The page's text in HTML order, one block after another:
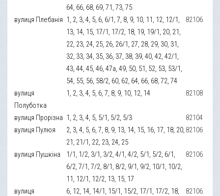
64, 66, 68, 69, 71, 73, 75
вулиця Плебанія 1, 2, 3, 4, 5, 6, 6/1, 7, 8, 9, 10, 11, 12, 12/1,
13, 14, 15, 17/1, 17/2, 18, 19, 19/1, 20, 21,
22, 23, 24, 25, 26, 26/1, 27, 28, 29, 30, 31,
32, 33, 34, 35, 36, 37, 38, 39, 40, 42, 42/1,
43, 44, 45, 46, 47а, 49, 50, 51, 52, 53, 53/1,
54, 55, 56, 58/2, 60, 62, 64, 66, 68, 72, 74
82106
вулиця
Полуботка
1, 2, 3, 4, 5, 6, 7, 8, 9, 10, 12, 14 82108
вулиця Прорізна 1, 2, 3, 4, 5, 5/1, 5/2, 5/3
82104
вулиця Пулюя
2, 3, 4, 5, 6, 7, 8, 9, 13, 14, 15, 16, 17, 18, 20,
21, 21/1, 22, 23, 24, 25
82106
вулиця Пушкіна
1/1, 1/2, 3/1, 3/2, 4/1, 4/2, 5/1, 5/2, 6/1,
6/2, 7/1, 7/2, 8/1, 8/2, 9/1, 9/2, 10/1, 10/2,
11, 12/1, 12/2, 13, 15, 17
82106
вулиця
6, 12, 14, 14/1, 15/1, 15/2, 17/1, 17/2, 18,
82106